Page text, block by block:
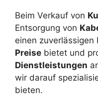
Beim Verkauf von
Entsorgung von
einen
Preise bietet und
Dienstleistungen
wir darauf
bieten.